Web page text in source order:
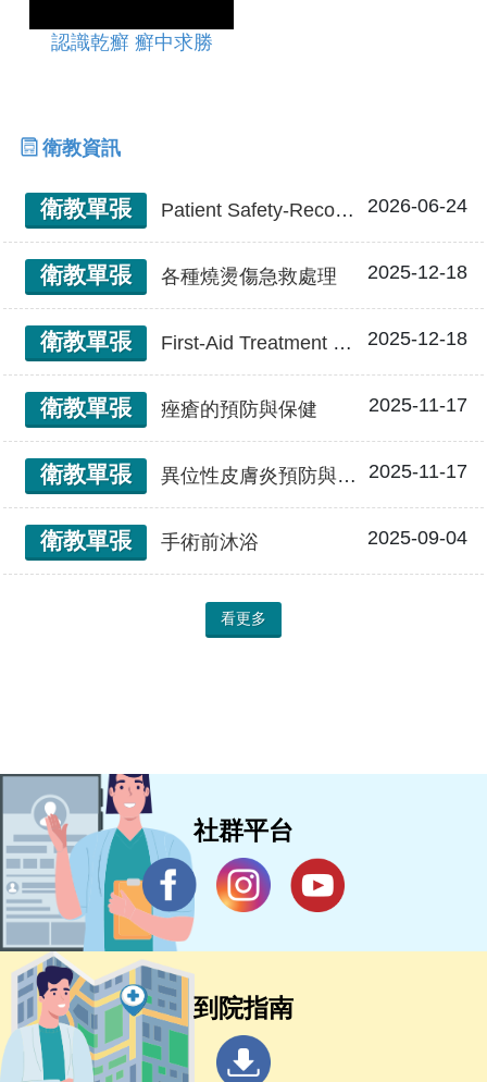
認識乾癬 癬中求勝
衛教資訊
衛教單張 Patient Safety-Recognition of visiting a doctor 病人安全 就醫認知 2026-06-24
衛教單張 各種燒燙傷急救處理 2025-12-18
衛教單張 First-Aid Treatment of Burn Injury 各種燒燙傷急救處理 2025-12-18
衛教單張 痤瘡的預防與保健 2025-11-17
衛教單張 異位性皮膚炎預防與保健 2025-11-17
衛教單張 手術前沐浴 2025-09-04
看更多
社群平台
到院指南